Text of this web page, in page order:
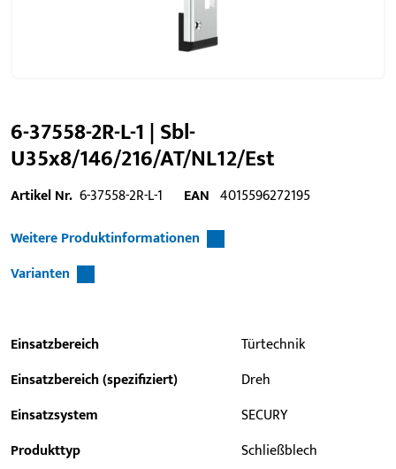
6-37558-2R-L-1 | Sbl-
U35x8/146/216/AT/NL12/Est
Artikel Nr. 6-37558-2R-L-1 EAN 4015596272195
Weitere Produktinformationen
Varianten
Einsatzbereich
Türtechnik
Einsatzbereich (spezifiziert)
Dreh
Einsatzsystem
SECURY
Produkttyp
Schließblech